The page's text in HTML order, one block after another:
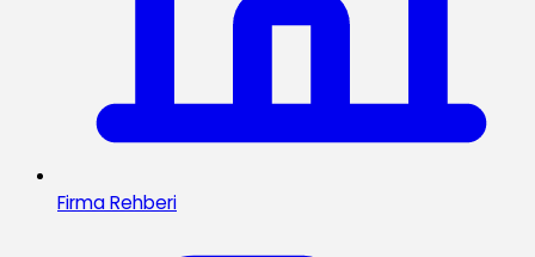
Firma Rehberi